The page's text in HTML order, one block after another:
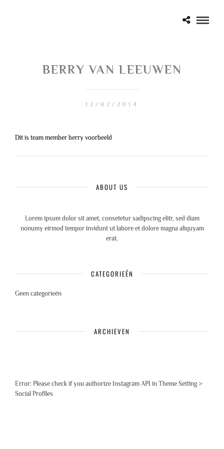
BERRY VAN LEEUWEN
12/02/2014
Dit is team member berry voorbeeld
ABOUT US
Lorem ipsum dolor sit amet, consetetur sadipscing elitr, sed diam
nonumy eirmod tempor invidunt ut labore et dolore magna aliquyam
erat.
CATEGORIEËN
Geen categorieën
ARCHIEVEN
Error: Please check if you authorize Instagram API in Theme Setting >
Social Profiles